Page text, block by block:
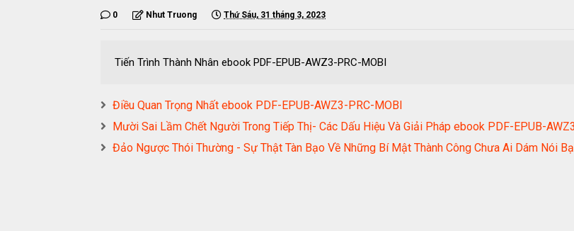
0 Nhut Truong Thứ Sáu, 31 tháng 3, 2023
Tiến Trình Thành Nhân ebook PDF-EPUB-AWZ3-PRC-MOBI
Điều Quan Trọng Nhất ebook PDF-EPUB-AWZ3-PRC-MOBI
Mười Sai Lầm Chết Người Trong Tiếp Thị- Các Dấu Hiệu Và Giải Pháp ebook PDF-EPUB-
Đảo Ngược Thói Thường - Sự Thật Tàn Bạo Về Những Bí Mật Thành Công Chưa Ai Dám Nói